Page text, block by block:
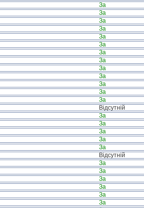
За
За
За
За
За
За
За
За
За
За
За
За
За
Відсутній
За
За
За
За
За
Відсутній
За
За
За
За
За
За